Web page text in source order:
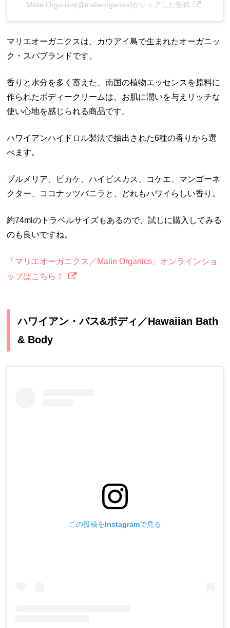
Mālie Organics(@malieorganics)がシェアした投稿
マリエオーガニクスは、カウアイ島で生まれたオーガニッ
ク・スパブランドです。
香りと水分を多く蓄えた、南国の植物エッセンスを原料に
作られたボディークリームは、お肌に潤いを与えリッチな
使い心地を感じられる商品です。
ハワイアンハイドロル製法で抽出された6種の香りから選
べます。
プルメリア、ピカケ、ハイビスカス、コケエ、マンゴーネ
クター、ココナッツバニラと、どれもハワイらしい香り。
約74mlのトラベルサイズもあるので、試しに購入してみる
のも良いですね。
「マリエオーガニクス／Malie Organics」オンラインショ
ップはこちら！
ハワイアン・バス&ボディ／Hawaiian Bath
& Body
この投稿をInstagramで見る